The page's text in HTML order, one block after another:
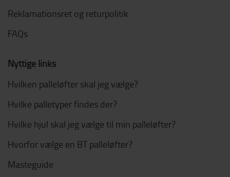
Reklamationsret og returpolitik
FAQs
Nyttige links
Hvilken palleløfter skal jeg vælge?
Hvilke palletyper findes der?
Hvilke hjul skal jeg vælge til min palleløfter?
Hvorfor vælge en BT palleløfter?
Masteguide